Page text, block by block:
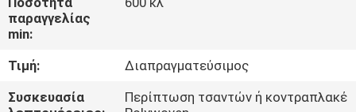
ΈΛΕΓΧΟΣ
ΜΑΣ
ΕΛΆΤΕ
παραγγελίας
min:
Τιμή:
Διαπραγματεύσιμος
Συσκευασία
Περίπτωση τσαντών ή κοντραπλακέ